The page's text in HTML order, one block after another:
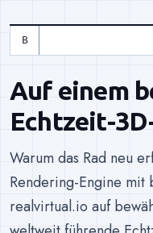
Auf einem
Echtzeit-
Warum das Rad neu
Rendering-Engine
realvirtual.io auf